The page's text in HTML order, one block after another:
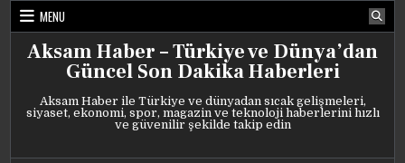
Skip
content
MENU
Aksam Haber – Türkiye ve Dünya’dan
Güncel Son Dakika Haberleri
Aksam Haber ile Türkiye ve dünyadan sıcak gelişmeleri,
siyaset, ekonomi, spor, magazin ve teknoloji haberlerini hızlı
ve güvenilir şekilde takip edin